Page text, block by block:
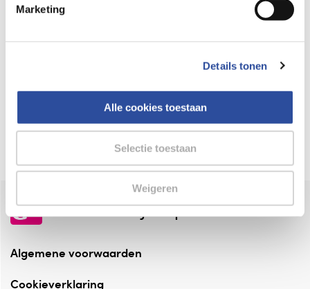
Marketing
Details tonen
Alle cookies toestaan
Selectie toestaan
Weigeren
⁠Verantwoorde zorg, ⁠ook online.
Altijd onze folder bij de hand
Check onze folders ⁠bij AlleFolders.
de vriendelijke specialist
Algemene voorwaarden
Cookieverklaring